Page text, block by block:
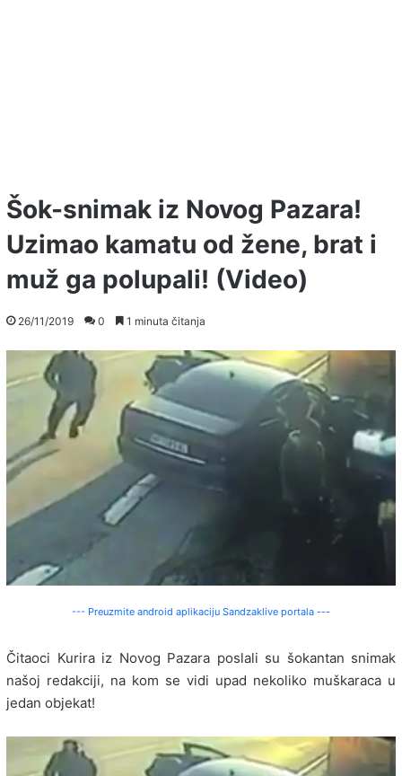
Šok-snimak iz Novog Pazara!
Uzimao kamatu od žene, brat i
muž ga polupali! (Video)
26/11/2019 0 1 minuta čitanja
--- Preuzmite android aplikaciju Sandzaklive portala ---
Čitaoci Kurira iz Novog Pazara poslali su šokantan snimak
našoj redakciji, na kom se vidi upad nekoliko muškaraca u
jedan objekat!